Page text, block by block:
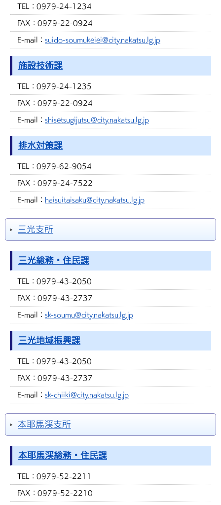
TEL： 0979-24-1234
FAX： 0979-22-0924
E-mail： suido-soumukeiei@city.nakatsu.lg.jp
施設技術課
TEL： 0979-24-1235
FAX： 0979-22-0924
E-mail： shisetsugijutsu@city.nakatsu.lg.jp
排水対策課
TEL： 0979-62-9054
FAX： 0979-24-7522
E-mail： haisuitaisaku@city.nakatsu.lg.jp
三光支所
三光総務・住民課
TEL： 0979-43-2050
FAX： 0979-43-2737
E-mail： sk-soumu@city.nakatsu.lg.jp
三光地域振興課
TEL： 0979-43-2050
FAX： 0979-43-2737
E-mail： sk-chiiki@city.nakatsu.lg.jp
本耶馬渓支所
本耶馬渓総務・住民課
TEL： 0979-52-2211
FAX： 0979-52-2210